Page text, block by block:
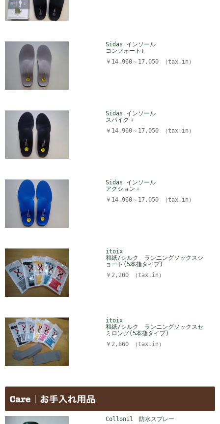
Sidas インソール
コンフォート+
￥14,960～17,050 （tax.in）
Sidas インソール
スパイク＋
￥14,960～17,050 （tax.in）
Sidas インソール
アクション＋
￥14,960～17,050 （tax.in）
itoix
和紙/シルク ランニングソックスシ
ョート(5本指タイプ)
￥2,200 （tax.in）
itoix
和紙/シルク ランニングソックスセ
ミロング(5本指タイプ)
￥2,860 （tax.in）
Collonil 防水スプレー